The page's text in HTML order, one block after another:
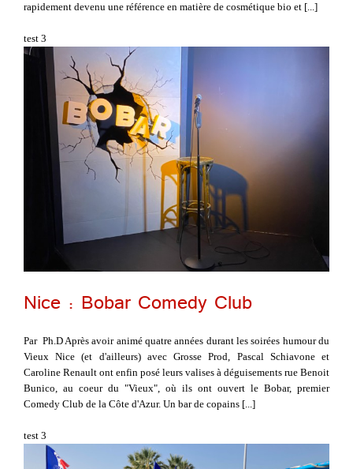
rapidement devenu une référence en matière de cosmétique bio et [...]
test 3
Nice : Bobar Comedy Club
Par Ph.D Après avoir animé quatre années durant les soirées humour du
Vieux Nice (et d'ailleurs) avec Grosse Prod, Pascal Schiavone et
Caroline Renault ont enfin posé leurs valises à déguisements rue Benoit
Bunico, au coeur du "Vieux", où ils ont ouvert le Bobar, premier
Comedy Club de la Côte d'Azur. Un bar de copains [...]
test 3